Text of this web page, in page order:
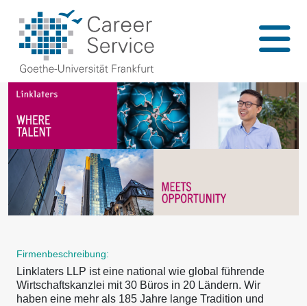
Firmenbeschreibung:
Linklaters LLP ist eine national wie global führende
Wirtschaftskanzlei mit 30 Büros in 20 Ländern. Wir
haben eine mehr als 185 Jahre lange Tradition und